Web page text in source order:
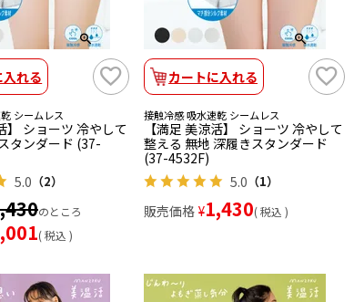
れる
シームレス
】 ショーツ 冷やして
タンダード (37-
5.0 （2）
のところ
税込
カートに入れる
接触冷感 吸水速乾 シームレス
【満足 美涼活】 ショーツ 冷やして
整える 無地 深履きスタンダード
(37-4532F)
5.0 （1）
販売価格 ¥1,430 税込